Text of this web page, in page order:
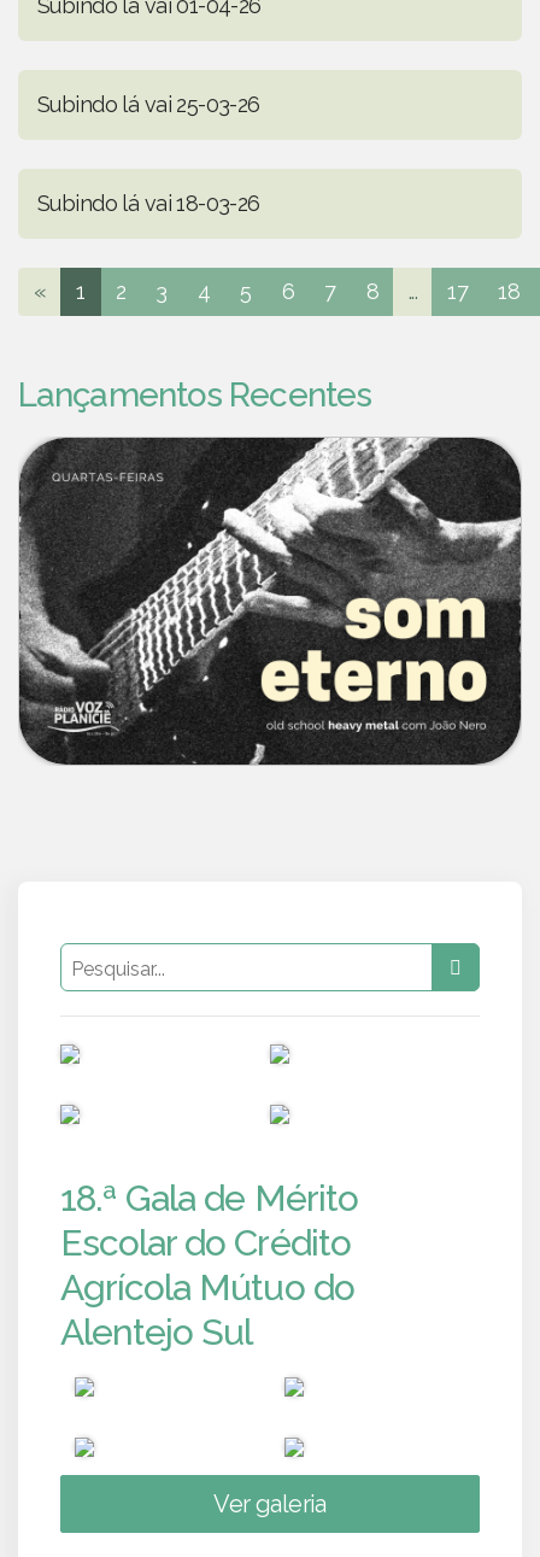
Subindo lá vai 01-04-26
Subindo lá vai 25-03-26
Subindo lá vai 18-03-26
« 1 2 3 4 5 6 7 8 ... 17 18
Lançamentos Recentes
18.ª Gala de Mérito
Escolar do Crédito
Agrícola Mútuo do
Alentejo Sul
Ver galeria